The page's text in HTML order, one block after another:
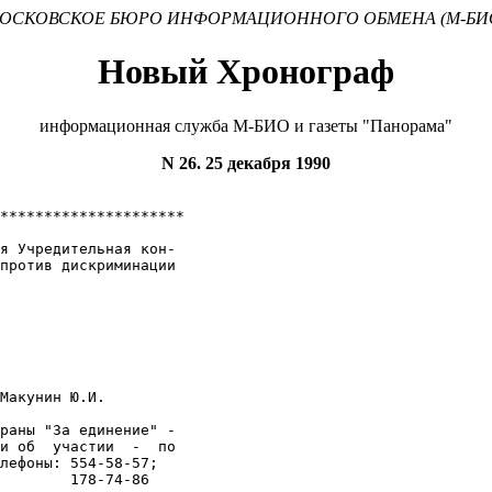
БЮРО ИНФОРМАЦИОННОГО ОБМЕНА (М-
Новый Хронограф
информационная служба М-БИО и газеты "Панорама"
N 26. 25 декабря 1990